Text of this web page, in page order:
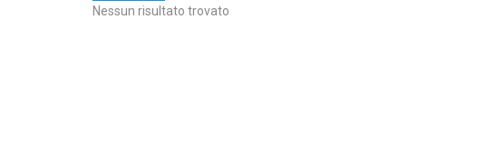
Nessun risultato trovato